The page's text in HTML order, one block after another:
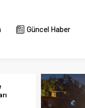
Güncel Haber